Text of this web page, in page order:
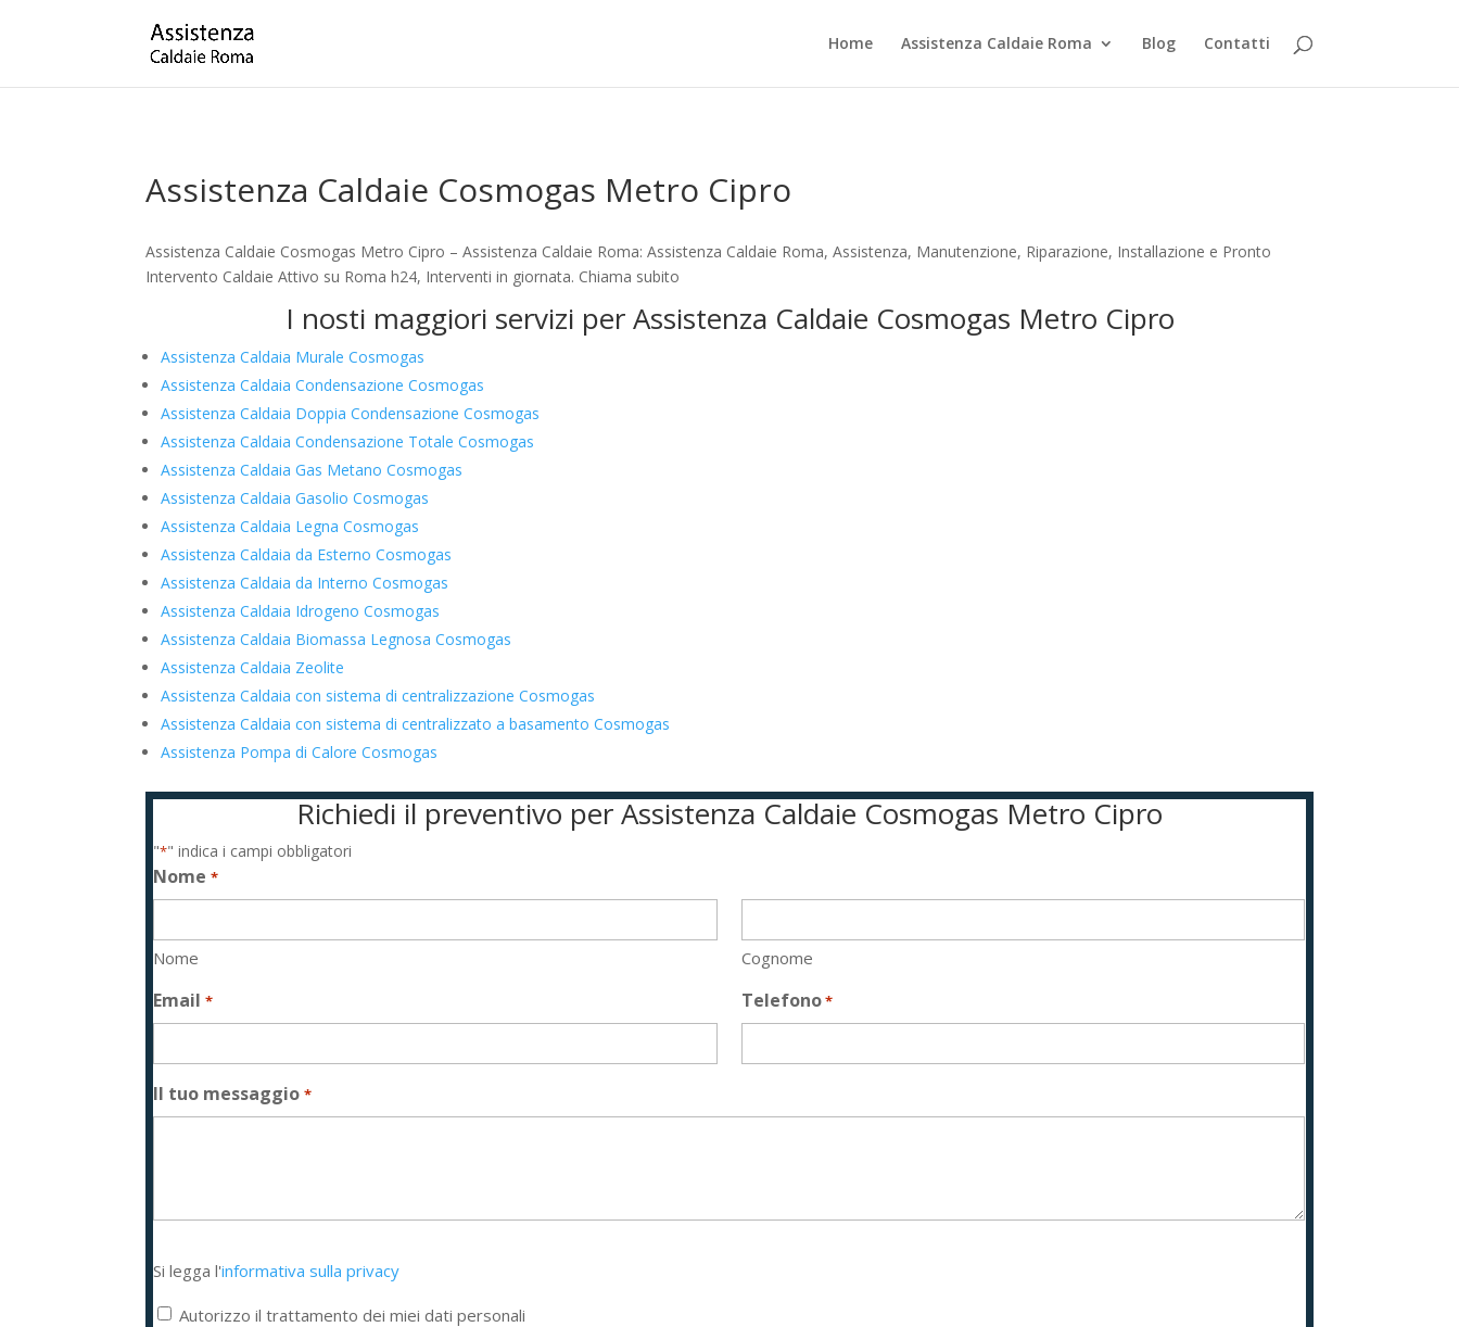
Home Assistenza Caldaie Roma Blog Contatti
Assistenza Caldaie Cosmogas Metro Cipro
Assistenza Caldaie Cosmogas Metro Cipro – Assistenza Caldaie Roma: Assistenza Caldaie Roma, Assistenza, Manutenzione, Riparazione, Installazione e Pronto
Intervento Caldaie Attivo su Roma h24, Interventi in giornata. Chiama subito
I nosti maggiori servizi per Assistenza Caldaie Cosmogas Metro Cipro
Assistenza Caldaia Murale Cosmogas
Assistenza Caldaia Condensazione Cosmogas
Assistenza Caldaia Doppia Condensazione Cosmogas
Assistenza Caldaia Condensazione Totale Cosmogas
Assistenza Caldaia Gas Metano Cosmogas
Assistenza Caldaia Gasolio Cosmogas
Assistenza Caldaia Legna Cosmogas
Assistenza Caldaia da Esterno Cosmogas
Assistenza Caldaia da Interno Cosmogas
Assistenza Caldaia Idrogeno Cosmogas
Assistenza Caldaia Biomassa Legnosa Cosmogas
Assistenza Caldaia Zeolite
Assistenza Caldaia con sistema di centralizzazione Cosmogas
Assistenza Caldaia con sistema di centralizzato a basamento Cosmogas
Assistenza Pompa di Calore Cosmogas
Richiedi il preventivo per Assistenza Caldaie Cosmogas Metro Cipro
"*" indica i campi obbligatori
Nome *
Nome Cognome
Email * Telefono*
Il tuo messaggio *
legga
l'informativa
Si legga l'informativa sulla privacy
Autorizzo il trattamento dei miei dati personali